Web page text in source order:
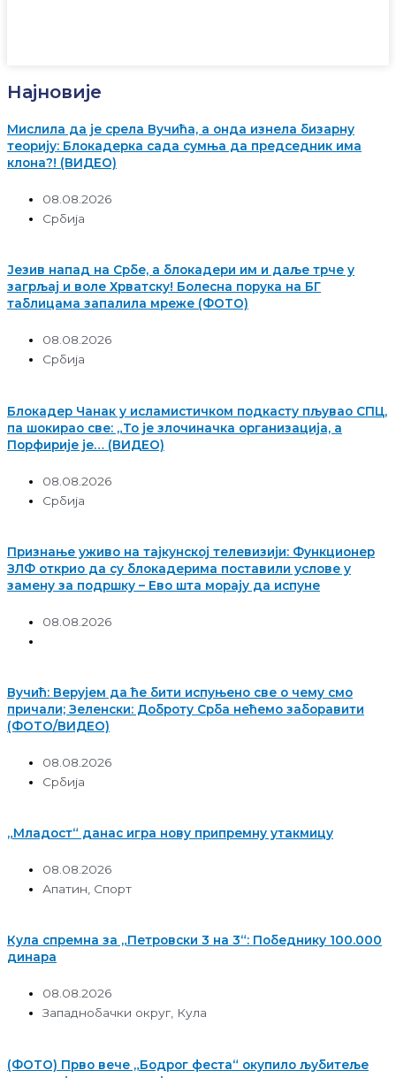
Најновије
Мислила да је срела Вучића, а онда изнела бизарну
теорију: Блокадерка сада сумња да председник има
клона?! (ВИДЕО)
08.08.2026
Србија
Језив напад на Србе, а блокадери им и даље трче у
загрљај и воле Хрватску! Болесна порука на БГ
таблицама запалила мреже (ФОТО)
08.08.2026
Србија
Блокадер Чанак у исламистичком подкасту пљувао СПЦ,
па шокирао све: „То је злочиначка организација, а
Порфирије је… (ВИДЕО)
08.08.2026
Србија
Признање уживо на тајкунској телевизији: Функционер
ЗЛФ открио да су блокадерима поставили услове у
замену за подршку – Ево шта морају да испуне
08.08.2026
Вучић: Верујем да ће бити испуњено све о чему смо
причали; Зеленски: Доброту Срба нећемо заборавити
(ФОТО/ВИДЕО)
08.08.2026
Србија
„Младост“ данас игра нову припремну утакмицу
08.08.2026
Апатин Спорт
Кула спремна за „Петровски 3 на 3“: Победнику 100.000
динара
08.08.2026
Западнобачки округ, Кула
(ФОТО) Прво вече „Бодрог феста“ окупило љубитеље